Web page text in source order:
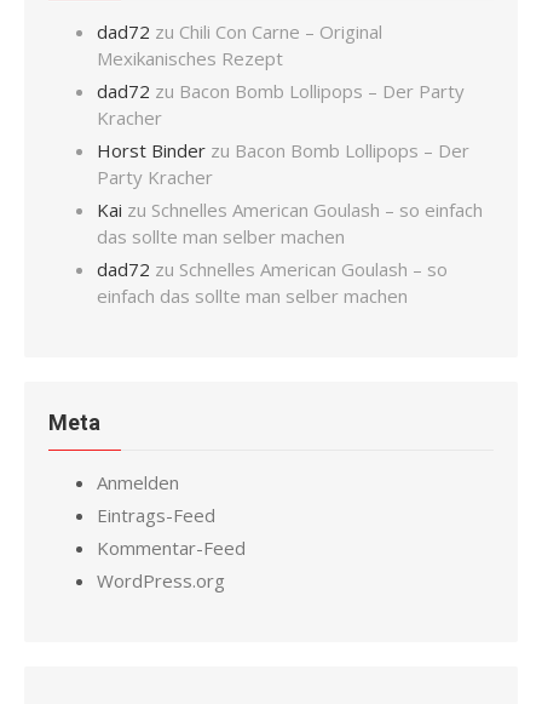
dad72 zu Chili Con Carne – Original
Mexikanisches Rezept
dad72 zu Bacon Bomb Lollipops – Der Party
Kracher
Horst Binder zu Bacon Bomb Lollipops – Der
Party Kracher
Kai zu Schnelles American Goulash – so einfach
das sollte man selber machen
dad72 zu Schnelles American Goulash – so
einfach das sollte man selber machen
Meta
Anmelden
Eintrags-Feed
Kommentar-Feed
WordPress.org